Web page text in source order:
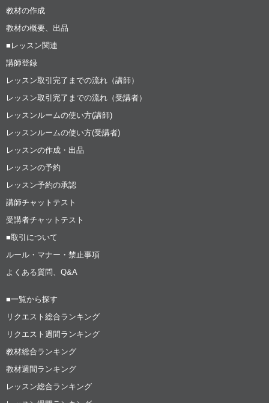
教材の作成
教材の概要、出品
■レッスン関連
講師登録
レッスン取引完了までの流れ（講師）
レッスン取引完了までの流れ（受講者）
レッスンルームの使い方(講師)
レッスンルームの使い方(受講者)
レッスンの作成・出品
レッスンの予約
レッスン予約の承認
講師チャットテスト
受講者チャットテスト
■取引について
ルール・マナー・禁止事項
よくある質問、Q&A
■一覧から探す
リクエスト総合ランキング
リクエスト週間ランキング
教材総合ランキング
教材週間ランキング
レッスン総合ランキング